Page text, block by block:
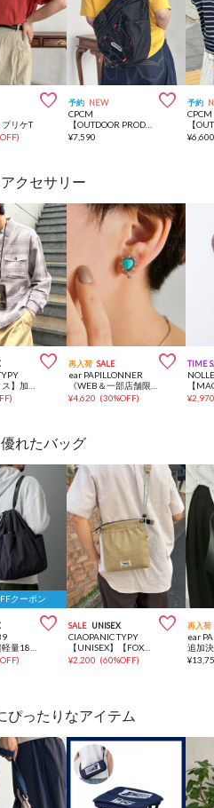

リケT
)
予約 NEW 
CPCM
【OUTDOOR PRODUCTS 】パラコードスリングバッグ
¥7,590
予約
CPCM
¥
クセサリー

【ユニセックス】加工レザーキーネックレス/スマホショルダー
)
再入荷 SALE 
ear PAPILLONNER
《WEB＆一部店舗限定》ターコイズハートストーンイヤリング
¥4,620 (30%OFF)
TIME
¥
れたバッグ
クーポン

)
SALE UNISEX 
CIAOPANIC TYPY
【UNISEX】【FOX別注】スクエアナイロンサコッシュ
¥2,200 (60%OFF)
再入荷
ear
¥
ぴったりなアイテム